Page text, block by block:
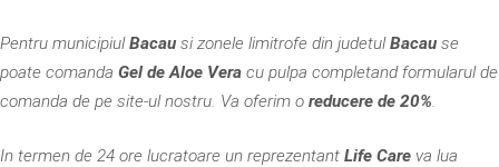
Pentru municipiulBacau si zonele limitrofe din judetulBacau se
poate comanda Gel de Aloe Vera cu pulpa completand formularul de
comanda de pe site-ul nostru. Va oferim o reducere de 20%.
In termen de 24 ore lucratoare un reprezentant Life Care va lua